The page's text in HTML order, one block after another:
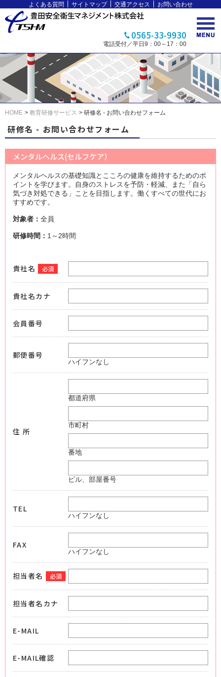
よくある質問 サイトマップ 交通アクセス お問い合わせ
0565-33-9930
電話受付／平日9：00～17：00
HOME 教育研修サービス 研修名 - お問い合わせフォーム
研修名 - お問い合わせフォーム
メンタルヘルス(セルフケア）
メンタルヘルスの基礎知識とこころの健康を維持するためのポ
イントを学びます。自身のストレスを予防・軽減、また「自ら
気づき対処できる」ことを目指します。働くすべての世代にお
すすめです。
対象者： 全員
研修時間： 1～2時間
貴社名 必須
貴社名カナ
会員番号
郵便番号
ハイフンなし
住 所
都道府県
市町村
番地
ビル、部屋番号
TEL
ハイフンなし
FAX
ハイフンなし
担当者名 必須
担当者名カナ
E-MAIL
E-MAIL確認